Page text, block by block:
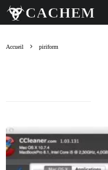
Accueil piriform